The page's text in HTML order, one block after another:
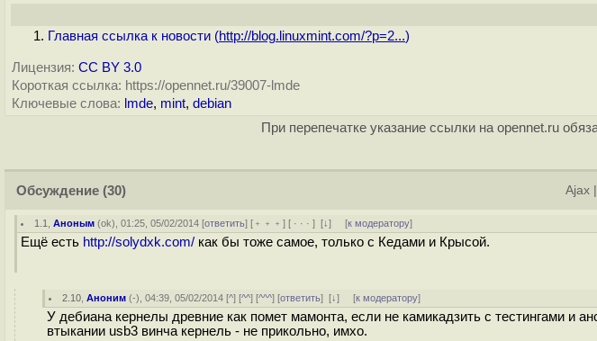
Главная ссылка к новости (http://blog.linuxmint.com/?p=2...)
Лицензия: CC BY 3.0
Короткая ссылка: https://opennet.ru/39007-lmde
Ключевые слова: lmde, mint, debian
При перепечатке указание ссылки на opennet.ru
Обсуждение (30) Ajax
1.1 ,Аноным (ok), 01:25, 05/02/2014 [ответить] [ ﹢﹢﹢] [ · · ·][↓] [к модератору]
Ещё есть http://solydxk.com/ как бы тоже самое, только с Кедами и Крысой.
2.10 ,Аноним (-), 04:39, 05/02/2014 [^] [^^] [^^^] [ответить][↓] [к модератору]
У дебиана кернелы древние как помет мамонта, если не камикадзить с тестингами и
втыкании usb3 винча кернель - не прикольно, имхо.